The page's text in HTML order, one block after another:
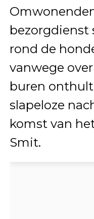
bezorgdienst
rond de
vanwege
buren
slapeloze
komst van
Smit.